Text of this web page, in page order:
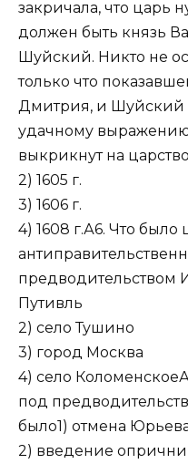
закричала, что царь
должен быть князь
Шуйский. Никто не
только что
Дмитрия, и Шуйский
удачному
выкрикнут на
2) 1605 г.
3) 1606 г.
4) 1608 г.А6. Что было
предводительством
Путивль
2) село Тушино
3) город Москва
4) село
под
было1) отмена
2) введение